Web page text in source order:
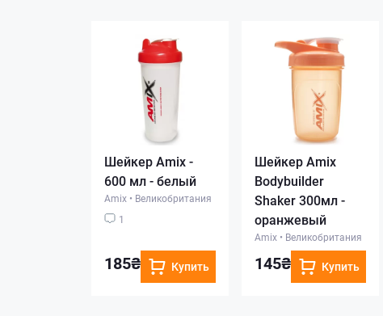
Шейкер Amix -
600 мл - белый
Amix • Великобритания
1
185₴ Купить
Шейкер Amix
Bodybuilder
Shaker 300мл -
оранжевый
Amix • Великобритания
145₴ Купить